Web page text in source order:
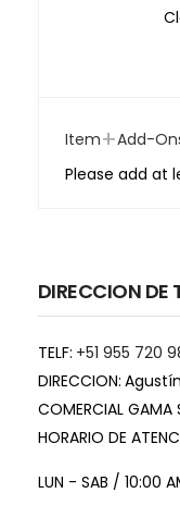
Item+Add-
Please add at
DIRECCION DE
TELF: +51 955 720
DIRECCION:
COMERCIAL GAMA
HORARIO DE
LUN - SAB / 10:00